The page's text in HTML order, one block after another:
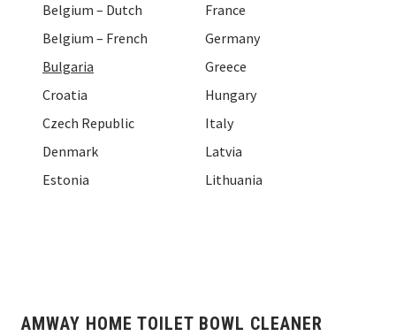
Brazil
Chile
Columbia
Costa Rica
Dominican Republic
El Salvador
Guatemala
Mexico
North America
Panama
Puerto Rico
Uruguay
Venezuela
Brunei
China/中国
Hong Kong
India
Indonesia
Japan
Kazakhstan
New Zealand
Philippines
Singapore
South Korea
Taiwan
Thailand
Vietnam
Belgium – Dutch
Belgium – French
Bulgaria
Croatia
Czech Republic
Denmark
Estonia
France
Germany
Greece
Hungary
Italy
Latvia
Lithuania
Norway
Poland
Portugal
Romania
Russia
Slovak Republic
Slovenia
Sweden
Switzerland – French
Switzerland – German
Switzerland – Italian
Turkey
Ukraine
United Kingdom
AMWAY HOME TOILET BOWL CLEANER